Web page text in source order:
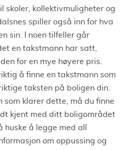
skoler, kollektivmuligheter og
spiller også inn for hva
sin. I noen tilfeller går
en takstmann har satt,
for en mye høyere pris.
å finne en takstmann som
taksten på boligen din.
som klarer dette, må du finne
kjent med ditt boligområdet
huske å legge med all
om oppussing og